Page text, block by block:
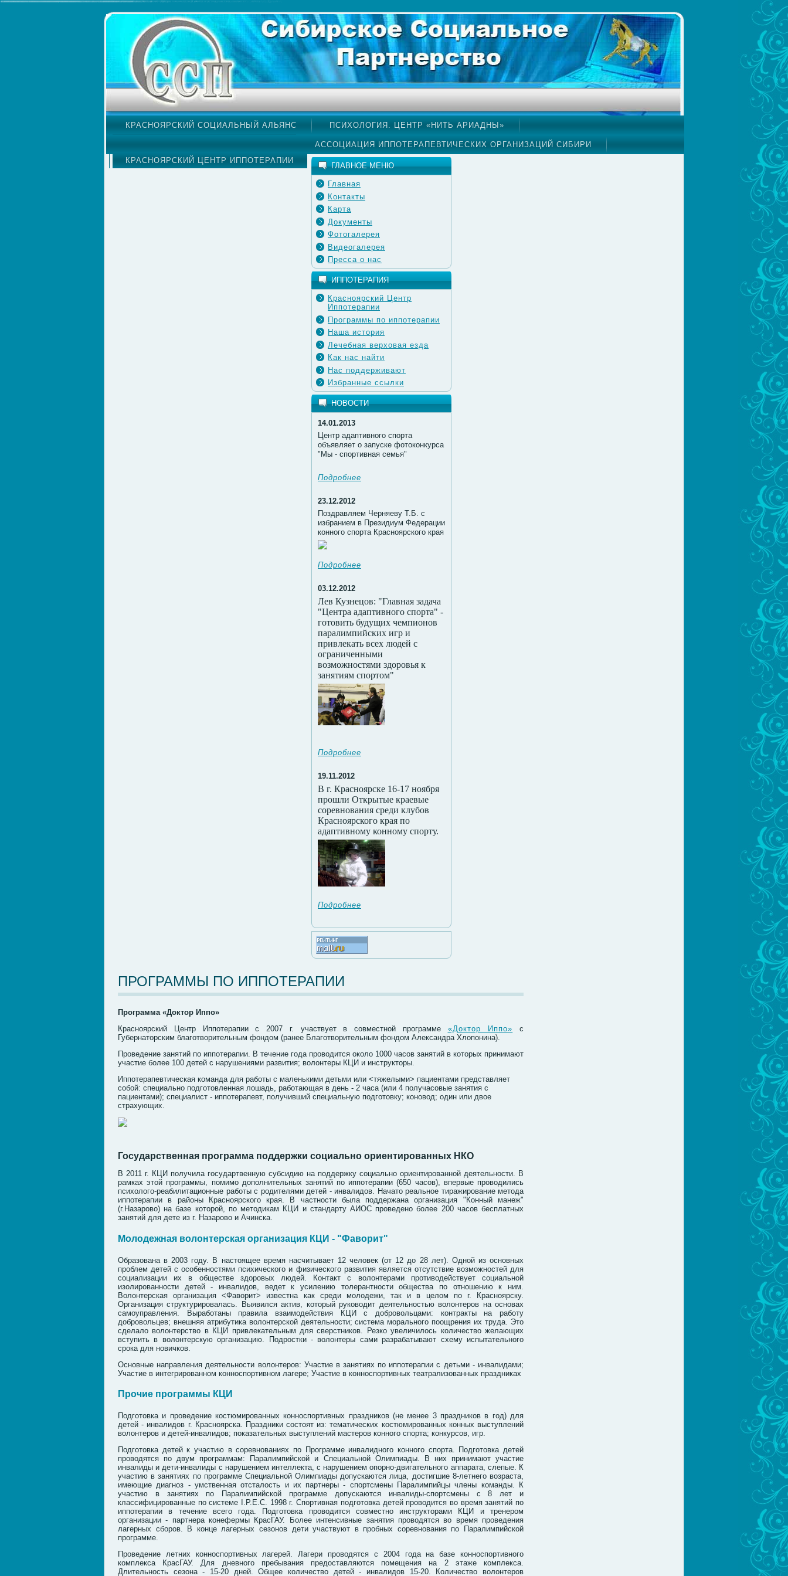
КРАСНОЯРСКИЙ СОЦИАЛЬНЫЙ АЛЬЯНС
ПСИХОЛОГИЯ. ЦЕНТР «НИТЬ АРИАДНЫ»
АССОЦИАЦИЯ ИППОТЕРАПЕВТИЧЕСКИХ ОРГАНИЗАЦИЙ СИБИРИ
КРАСНОЯРСКИЙ ЦЕНТР ИППОТЕРАПИИ
ГЛАВНОЕ МЕНЮ
Главная
Контакты
Карта
Документы
Фотогалерея
Видеогалерея
Пресса о нас
ИППОТЕРАПИЯ
Красноярский Центр
Иппотерапии
Программы по иппотерапии
Наша история
Лечебная верховая езда
Как нас найти
Нас поддерживают
Избранные ссылки
НОВОСТИ
14.01.2013
Центр адаптивного спорта
объявляет о запуске фотоконкурса
"Мы - спортивная семья"
Подробнее
23.12.2012
Поздравляем Черняеву Т.Б. с
избранием в Президиум Федерации
конного спорта Красноярского края
Подробнее
03.12.2012
Лев Кузнецов: "Главная задача
"Центра адаптивного спорта" -
готовить будущих чемпионов
паралимпийских игр и
привлекать всех людей с
ограниченными
возможностями здоровья к
занятиям спортом"
Подробнее
19.11.2012
В г. Красноярске 16-17 ноября
прошли Открытые краевые
соревнования среди клубов
Красноярского края по
адаптивному конному спорту.
Подробнее
ПРОГРАММЫ ПО ИППОТЕРАПИИ
Программа «Доктор Иппо»
Красноярский Центр Иппотерапии с 2007 г. участвует в совместной программе «Доктор Иппо» с
Губернаторским благотворительным фондом (ранее Благотворительным фондом Александра Хлопонина).
Проведение занятий по иппотерапии. В течение года проводится около 1000 часов занятий в которых принимают
участие более 100 детей с нарушениями развития; волонтеры КЦИ и инструкторы.
Иппотерапевтическая команда для работы с маленькими детьми или <тяжелыми> пациентами представляет
собой: специально подготовленная лошадь, работающая в день - 2 часа (или 4 получасовые занятия с
пациентами); специалист - иппотерапевт, получивший специальную подготовку; коновод; один или двое
страхующих.
Государственная программа поддержки социально ориентированных НКО
В 2011 г. КЦИ получила государтвенную субсидию на поддержку социально ориентированной деятельности. В
рамках этой программы, помимо дополнительных занятий по иппотерапии (650 часов), впервые проводились
психолого-реабилитационные работы с родителями детей - инвалидов. Начато реальное тиражирование метода
иппотерапии в районы Красноярского края. В частности была поддержана организация "Конный манеж"
(г.Назарово) на базе которой, по методикам КЦИ и стандарту АИОС проведено более 200 часов бесплатных
занятий для дете из г. Назарово и Ачинска.
Молодежная волонтерская организация КЦИ - "Фаворит"
Образована в 2003 году. В настоящее время насчитывает 12 человек (от 12 до 28 лет). Одной из основных
проблем детей с особенностями психического и физического развития является отсутствие возможностей для
социализации их в обществе здоровых людей. Контакт с волонтерами противодействует социальной
изолированности детей - инвалидов, ведет к усилению толерантности общества по отношению к ним.
Волонтерская организация <Фаворит> известна как среди молодежи, так и в целом по г. Красноярску.
Организация структурировалась. Выявился актив, который руководит деятельностью волонтеров на основах
самоуправления. Выработаны правила взаимодействия КЦИ с добровольцами: контракты на работу
добровольцев; внешняя атрибутика волонтерской деятельности; система морального поощрения их труда. Это
сделало волонтерство в КЦИ привлекательным для сверстников. Резко увеличилось количество желающих
вступить в волонтерскую организацию. Подростки - волонтеры сами разрабатывают схему испытательного
срока для новичков.
Основные направления деятельности волонтеров: Участие в занятиях по иппотерапии с детьми - инвалидами;
Участие в интегрированном конноспортивном лагере; Участие в конноспортивных театрализованных праздниках
Прочие программы КЦИ
Подготовка и проведение костюмированных конноспортивных праздников (не менее 3 праздников в год) для
детей - инвалидов г. Красноярска. Праздники состоят из: тематических костюмированных конных выступлений
волонтеров и детей-инвалидов; показательных выступлений мастеров конного спорта; конкурсов, игр.
Подготовка детей к участию в соревнованиях по Программе инвалидного конного спорта. Подготовка детей
проводятся по двум программам: Паралимпийской и Специальной Олимпиады. В них принимают участие
инвалиды и дети-инвалиды с нарушением интеллекта, с нарушением опорно-двигательного аппарата, слепые. К
участию в занятиях по программе Специальной Олимпиады допускаются лица, достигшие 8-летнего возраста,
имеющие диагноз - умственная отсталость и их партнеры - спортсмены Паралимпийцы члены команды. К
участию в занятиях по Паралимпийской программе допускаются инвалиды-спортсмены с 8 лет и
классифицированные по системе I.P.E.C. 1998 г. Спортивная подготовка детей проводится во время занятий по
иппотерапии в течение всего года. Подготовка проводится совместно инструкторами КЦИ и тренером
организации - партнера конефермы КрасГАУ. Более интенсивные занятия проводятся во время проведения
лагерных сборов. В конце лагерных сезонов дети участвуют в пробных соревнования по Паралимпийской
программе.
Проведение летних конноспортивных лагерей. Лагери проводятся с 2004 года на базе конноспортивного
комплекса КрасГАУ. Для дневного пребывания предоставляются помещения на 2 этаже комплекса.
Длительность сезона - 15-20 дней. Общее количество детей - инвалидов 15-20. Количество волонтеров